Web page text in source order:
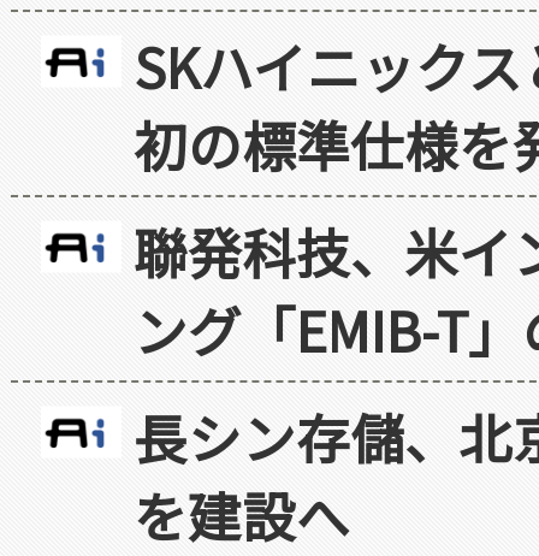
SKハイニック
初の標準仕様を
聯発科技、米イ
ング「EMIB-T
長シン存儲、北
を建設へ